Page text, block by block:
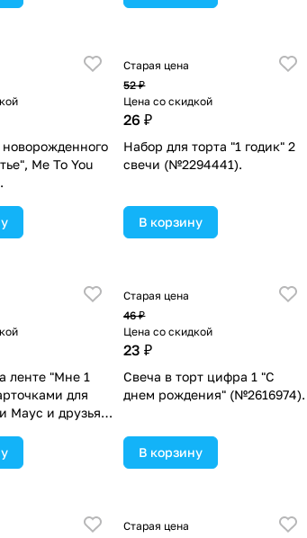
Me To You
Старая цена
52 ₽
Цена со скидкой
26 ₽
Набор для торта "1 годик" 2
свечи (№2294441).
В корзину
ленте "Мне 1
для
Маус и друзья
Старая цена
46 ₽
Цена со скидкой
23 ₽
Свеча в торт цифра 1 "С
днем рождения" (№2616974).
В корзину
Старая цена